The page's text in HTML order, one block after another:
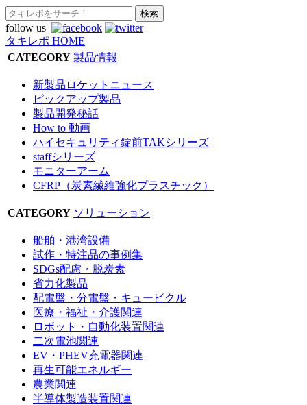
follow us
タキレポ HOME
CATEGORY 製品情報
新製品ロケットニュース
ピックアップ製品
製品開発秘話
How to 動画
ハイセキュリティ錠前TAKシリーズ
staffシリーズ
モニターアーム
CFRP（炭素繊維強化プラスチック）
CATEGORY ソリューション
船舶・港湾設備
試作・特注品の事例集
SDGs配慮・脱炭素
省力化製品
配電盤・分電盤・キュービクル
医療・福祉・介護関連
ロボット・自動化装置関連
二次電池関連
EV・PHEV充電器関連
再生可能エネルギー
農業関連
半導体製造装置関連